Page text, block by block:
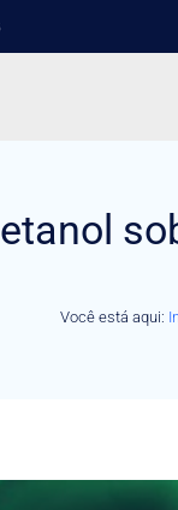
Você está aqui: